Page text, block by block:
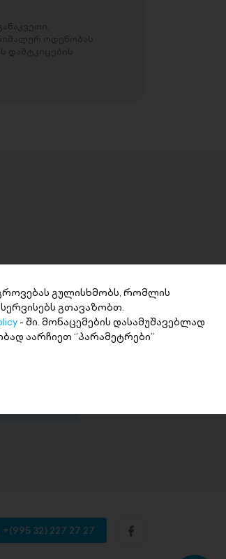
ოდენობას.
დამტკიცების
2
+(995 32) 227 27 27
გულისხმობს, რომლის
გთავაზობთ.
- ში. მონაცემების დასამუშავებლად
აარჩიეთ ‘’პარამეტრები’’